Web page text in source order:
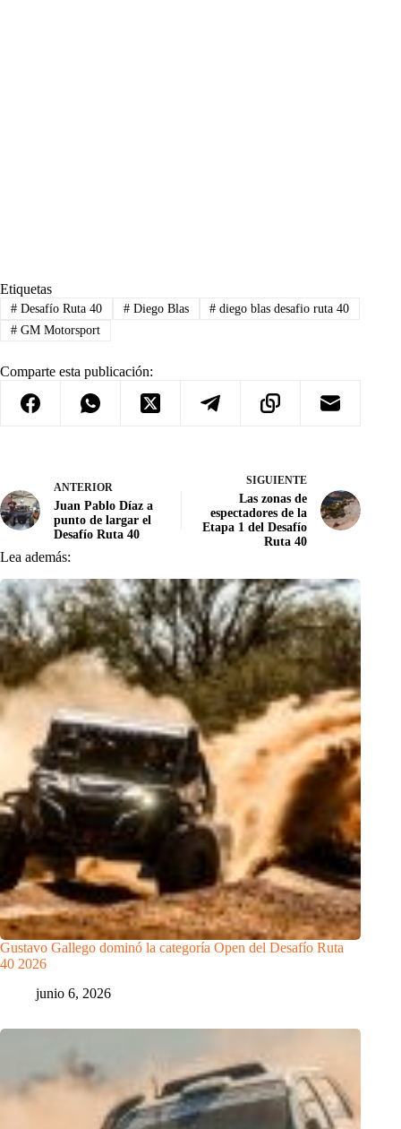
Etiquetas
#Desafío Ruta 40 #Diego Blas # diego blas desafio ruta 40
#GM Motorsport
Comparte esta publicación:
ANTERIOR
Juan Pablo Díaz a
punto de largar el
Desafío Ruta 40
SIGUIENTE
Las zonas de
espectadores de la
Etapa 1 del Desafío
Ruta 40
Lea además:
Gustavo Gallego dominó la categoría Open del Desafío Ruta
40 2026
junio 6, 2026